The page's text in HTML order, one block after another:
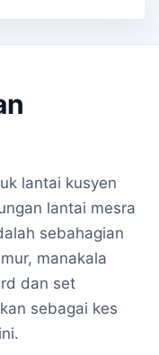
lantai kusyen
lantai mesra
sebahagian
manakala
dan set
sebagai kes